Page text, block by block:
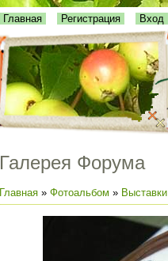
Главная Регистрация Вход
Галерея Форума
Главная » Фотоальбом » Выставки